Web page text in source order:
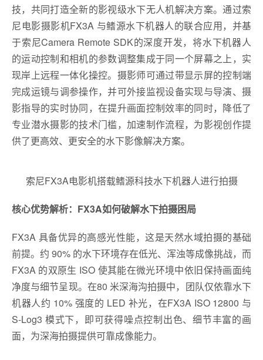
技，共同打造全新的影视级水下无人机解决方案。通过索
尼电影摄影机FX3A 与鳍源水下机器人的联合应用，并基
于索尼Camera Remote SDK的深度开发，将水下机器人
的运动控制和相机的参数调整集成于同一个屏幕之上，实
现岸上远程一体化操控。摄影师可通过带显示屏的控制端
完成运镜与调参操作，并可外接监视设备实现与导演、摄
影指导的实时协同，在提升画面控制效率的同时，降低了
专业潜水摄影的技术门槛，加速制作流程，为影视创作提
供了更高效、更安全的水下影像解决方案。
索尼FX3A电影机搭载鳍源科技水下机器人进行拍摄
核心优势解析：FX3A如何破解水下拍摄困局
FX3A 具备优异的高感光性能，这是天然水域拍摄的基础
前提。约 90% 的水下环境存在低光、浑浊等成像挑战，而
FX3A 的双原生 ISO 使其能在微光环境中依旧保持画面纯
净度与细节呈现。在80 米深海沟拍摄中，团队仅依靠水下
机器人约 10% 强度的 LED 补光，在FX3A ISO 12800 与
S-Log3 模式下，即可获得噪点控制出色、细节丰富的画
面，为深海拍摄提供可靠成像能力。